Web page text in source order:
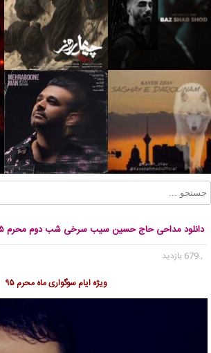
دانلود مداحی حاج حسین سیب سرخی شب دوم محرم ۹۵
, 679 بازدید
ویژه ایام سوگواری ماه محرم ۹۵